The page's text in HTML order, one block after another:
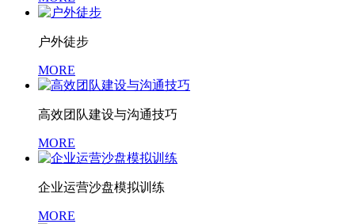
户外徒步
MORE
高效团队建设与沟通技巧
MORE
企业运营沙盘模拟训练
MORE